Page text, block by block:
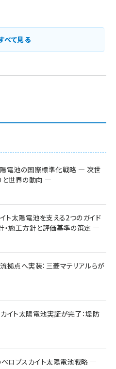
陽電池の国際標準化戦略 ― 次世
と世界の動向 ―
ト太陽電池を支える2つのガイド
・施工方針と評価基準の策定 ―
拠点へ実装：三菱マテリアルらが
カイト太陽電池実証が完了：堤防
ペロブスカイト太陽電池戦略 ―
べて見る